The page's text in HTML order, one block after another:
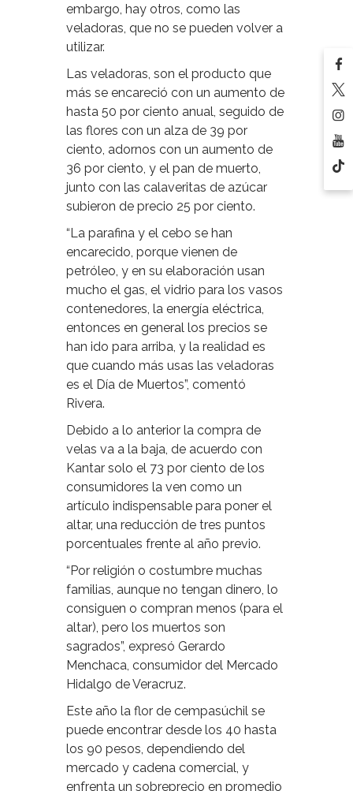
embargo, hay otros, como las
veladoras, que no se pueden volver a
utilizar.
Las veladoras, son el producto que
más se encareció con un aumento de
hasta 50 por ciento anual, seguido de
las flores con un alza de 39 por
ciento, adornos con un aumento de
36 por ciento, y el pan de muerto,
junto con las calaveritas de azúcar
subieron de precio 25 por ciento.
“La parafina y el cebo se han
encarecido, porque vienen de
petróleo, y en su elaboración usan
mucho el gas, el vidrio para los vasos
contenedores, la energía eléctrica,
entonces en general los precios se
han ido para arriba, y la realidad es
que cuando más usas las veladoras
es el Día de Muertos”, comentó
Rivera.
Debido a lo anterior la compra de
velas va a la baja, de acuerdo con
Kantar solo el 73 por ciento de los
consumidores la ven como un
artículo indispensable para poner el
altar, una reducción de tres puntos
porcentuales frente al año previo.
“Por religión o costumbre muchas
familias, aunque no tengan dinero, lo
consiguen o compran menos (para el
altar), pero los muertos son
sagrados”, expresó Gerardo
Menchaca, consumidor del Mercado
Hidalgo de Veracruz.
Este año la flor de cempasúchil se
puede encontrar desde los 40 hasta
los 90 pesos, dependiendo del
mercado y cadena comercial, y
enfrenta un sobreprecio en promedio